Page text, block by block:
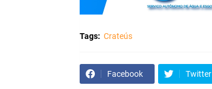
Tags: Crateús
Facebook Twitter